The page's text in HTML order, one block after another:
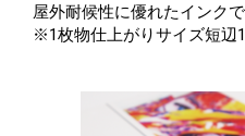
屋外耐候性に優れたインク
※1枚物仕上がりサイズ短辺